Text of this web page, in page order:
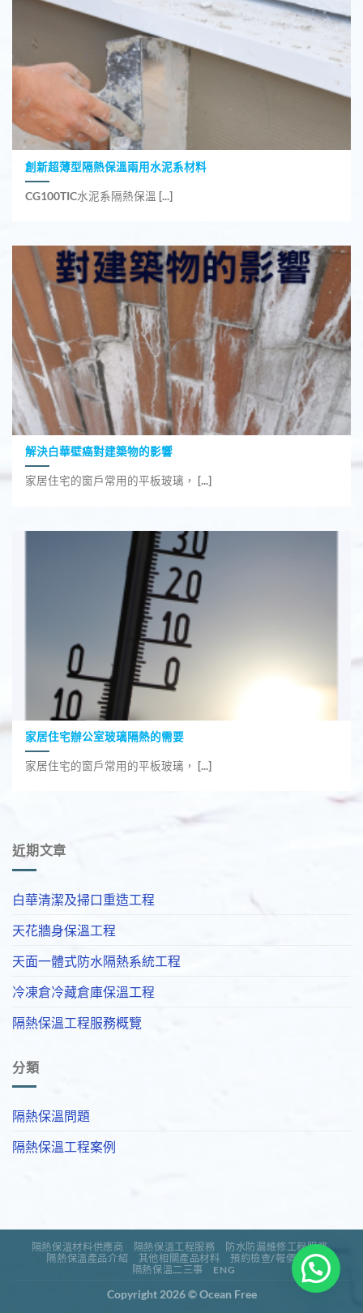
創新超薄型隔熱保溫兩用水泥系材料
CG100TIC水泥系隔熱保溫 [...]
解決白華壁癌對建築物的影響
家居住宅的窗戶常用的平板玻璃， [...]
家居住宅辦公室玻璃隔熱的需要
家居住宅的窗戶常用的平板玻璃， [...]
近期文章
白華清潔及掃口重造工程
天花牆身保溫工程
天面一體式防水隔熱系統工程
冷凍倉冷藏倉庫保溫工程
隔熱保溫工程服務概覽
分類
隔熱保溫問題
隔熱保溫工程案例
隔熱保溫材料供應商 隔熱保溫工程服務
防水防漏維修工程服務
隔熱保溫產品介紹
其他相關產品材料
預約檢查/報價查詢
隔熱保溫二三事
ENG
Copyright 2026 ©Ocean Free